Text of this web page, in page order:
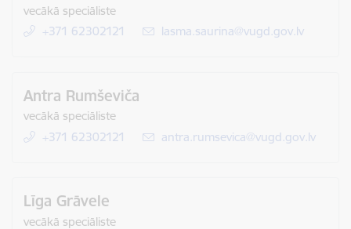
vecākā speciāliste
+371 62302121
E-pasts:
lasma.saurina@vugd.gov.lv
Antra Rumševiča
vecākā speciāliste
+371 62302121
E-pasts:
antra.rumsevica@vugd.gov.lv
Līga Grāvele
vecākā speciāliste